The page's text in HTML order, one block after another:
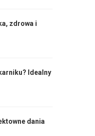
zdrowa i
Idealny
dania